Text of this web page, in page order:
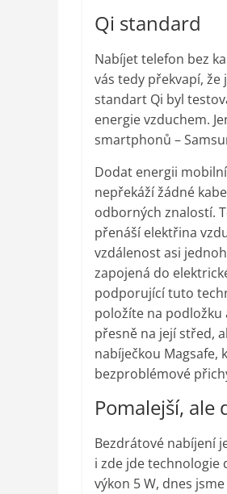
Qi standard
Nabíjet telefon bez
vás tedy překvapí,
standart Qi byl
energie vzduchem.
smartphonů –
Dodat energii
nepřekáží žádné
odborných znalostí.
přenáší elektřina
vzdálenost asi
zapojená do
podporující tuto
položíte na
přesně na její střed,
nabíječkou Magsafe,
bezproblémové
Pomalejší, ale
Bezdrátové nabíjení
i zde jde technologie
výkon 5 W, dnes